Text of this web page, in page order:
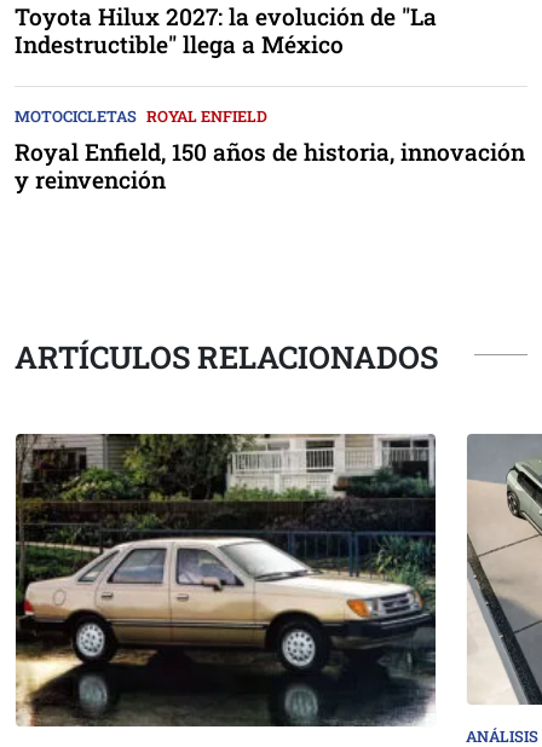
Toyota Hilux 2027: la evolución de "La
Indestructible" llega a México
MOTOCICLETAS ROYAL ENFIELD
Royal Enfield, 150 años de historia, innovación
y reinvención
ARTÍCULOS RELACIONADOS
ANÁLISIS